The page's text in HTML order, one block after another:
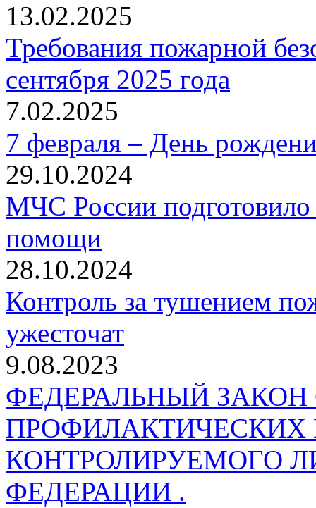
13.02.2025
Требования пожарной
сентября 2025 года
7.02.2025
7 февраля – День
29.10.2024
МЧС России
помощи
28.10.2024
Контроль за тушением
ужесточат
9.08.2023
ФЕДЕРАЛЬНЫЙ
КОНТРОЛИРУЕМОГО
ФЕДЕРАЦИИ .